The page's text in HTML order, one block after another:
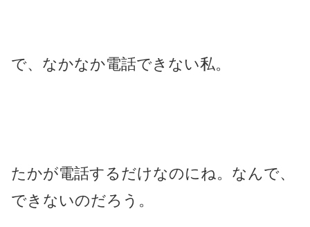
で、なかなか電話できない私。
たかが電話するだけなのにね。なんで、
できないのだろう。